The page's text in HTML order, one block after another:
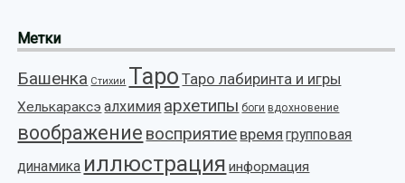
Метки
Башенка Стихии Таро Таро лабиринта и игры
Хелькараксэ алхимия архетипы боги вдохновение
воображение восприятие время групповая
динамика иллюстрация информация